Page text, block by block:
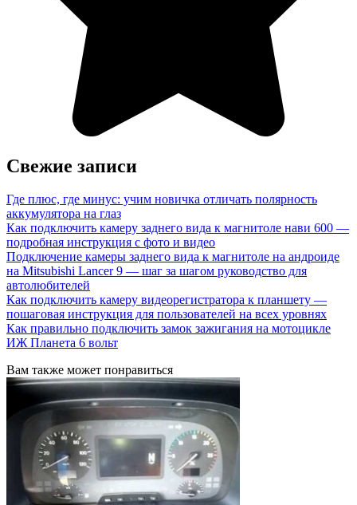
Свежие записи
Где плюс, где минус: учим новичка отличать полярность
аккумулятора на глаз
Как подключить камеру заднего вида к магнитоле нави 600 —
подробная инструкция с фото и видео
Подключение камеры заднего вида к магнитоле на андроиде
на Mitsubishi Lancer 9 — шаг за шагом руководство для
автолюбителей
Как подключить камеру видеорегистратора к планшету —
пошаговая инструкция для пользователей на всех уровнях
Как правильно подключить замок зажигания на мотоцикле
ИЖ Планета 6 вольт
Вам также может понравиться